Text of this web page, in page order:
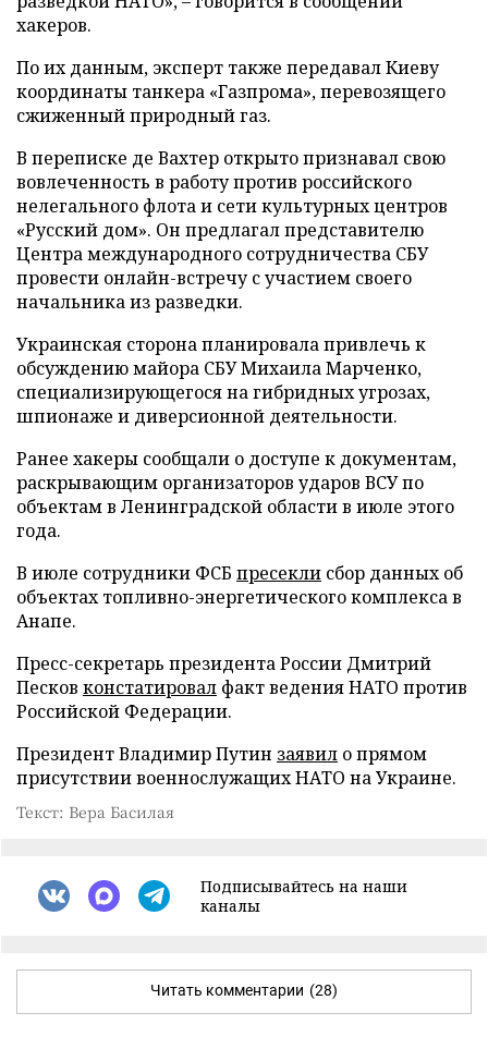
хакеров.
По их данным, эксперт также передавал Киеву
координаты танкера «Газпрома», перевозящего
сжиженный природный газ.
В переписке де Вахтер открыто признавал свою
вовлеченность в работу против российского
нелегального флота и сети культурных центров
«Русский дом». Он предлагал представителю
Центра международного сотрудничества СБУ
провести онлайн-встречу с участием своего
начальника из разведки.
Украинская сторона планировала привлечь к
обсуждению майора СБУ Михаила Марченко,
специализирующегося на гибридных угрозах,
шпионаже и диверсионной деятельности.
Ранее хакеры сообщали о доступе к документам,
раскрывающим организаторов ударов ВСУ по
объектам в Ленинградской области в июле этого
года.
В июле сотрудники ФСБ пресекли сбор данных об
объектах топливно-энергетического комплекса в
Анапе.
Пресс-секретарь президента России Дмитрий
Песков констатировал факт ведения НАТО против
Российской Федерации.
Президент Владимир Путин заявил о прямом
присутствии военнослужащих НАТО на Украине.
Текст: Вера Басилая
Подписывайтесь на наши
каналы
Читать комментарии (28)